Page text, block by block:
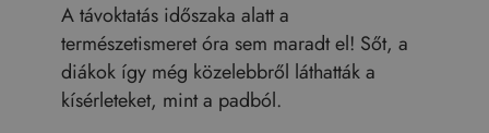
A távoktatás időszaka alatt a
természetismeret óra sem maradt el! Sőt, a
diákok így még közelebbről láthatták a
kísérleteket, mint a padból.